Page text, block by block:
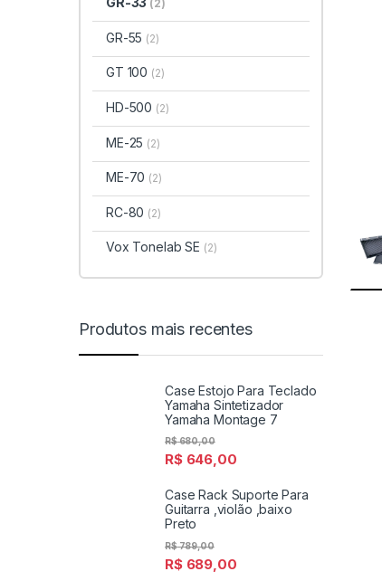
(2)
GR-55 (2)
GT 100 (2)
HD-500 (2)
ME-25 (2)
ME-70 (2)
RC-80 (2)
Vox Tonelab SE (2)
Produtos mais recentes
Case Estojo Para Teclado
Yamaha Sintetizador
Yamaha Montage 7
R$646,00
R$680,00
Case Rack Suporte Para
Guitarra ,violão ,baixo
Preto
R$689,00
R$789,00